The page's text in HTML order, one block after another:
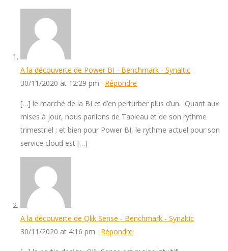
A la découverte de Power BI - Benchmark - Synaltic
30/11/2020 at 12:29 pm · Répondre
[…] le marché de la BI et d’en perturber plus d’un. Quant aux
mises à jour, nous parlions de Tableau et de son rythme
trimestriel ; et bien pour Power BI, le rythme actuel pour son
service cloud est […]
A la découverte de Qlik Sense - Benchmark - Synaltic
30/11/2020 at 4:16 pm · Répondre